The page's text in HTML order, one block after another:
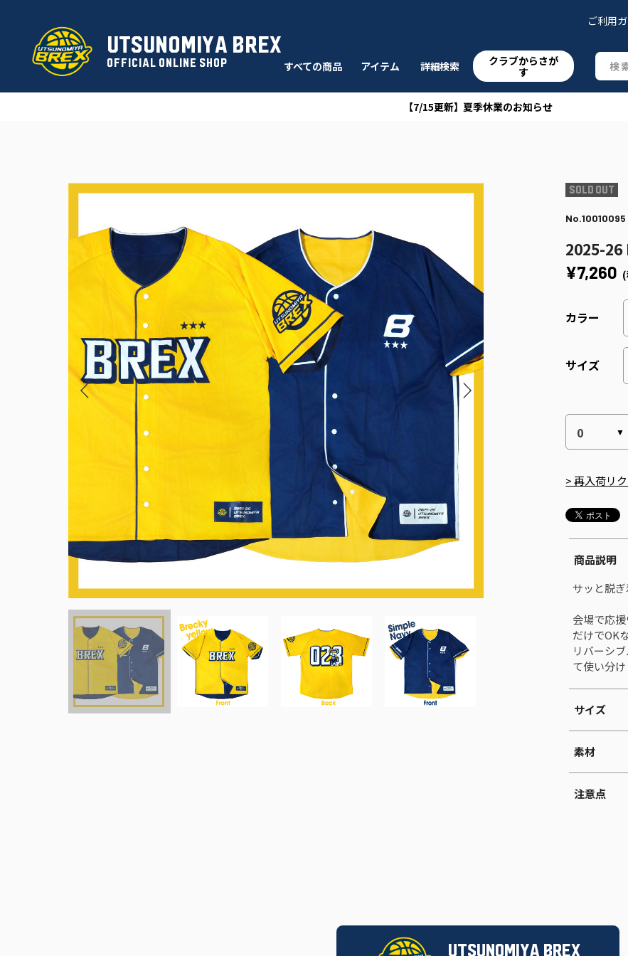
UTSUNOMIYA BREX
OFFICIAL ONLINE SHOP すべての商品 アイテム 詳細検索
クラブからさが
す
ご利用
【7/15更新】夏季休業のお知らせ
No.10010095
2025-26
¥7,260
カラー
サイズ
> 再入荷リ
商品説明
サッと脱
会場で応
だけでOK
リバーシ
て使い分け
サイズ
素材
注意点
UTSUNOMIYA BREX